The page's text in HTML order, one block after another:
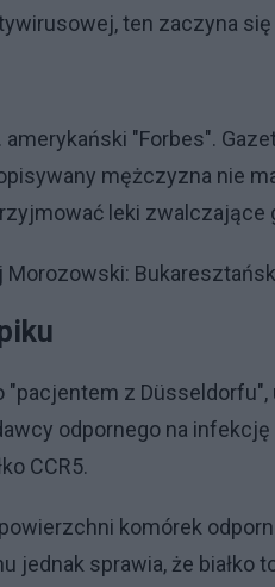
ten zaczyna
"Forbes".
mężczyzna nie
leki zwalczające
Morozowski:
"pacjentem z
odpornego na
CCR5.
komórek
jednak sprawia, że